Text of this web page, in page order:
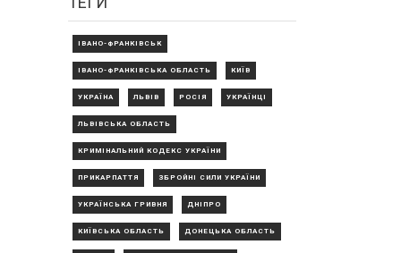
ІВАНО-ФРАНКІВСЬК
ІВАНО-ФРАНКІВСЬКА ОБЛАСТЬ КИЇВ
УКРАЇНА ЛЬВІВ РОСІЯ УКРАЇНЦІ
ЛЬВІВСЬКА ОБЛАСТЬ
КРИМІНАЛЬНИЙ КОДЕКС УКРАЇНИ
ПРИКАРПАТТЯ ЗБРОЙНІ СИЛИ УКРАЇНИ
УКРАЇНСЬКА ГРИВНЯ ДНІПРО
КИЇВСЬКА ОБЛАСТЬ ДОНЕЦЬКА ОБЛАСТЬ